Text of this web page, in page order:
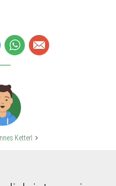
Ketterl keyboard_arrow_right